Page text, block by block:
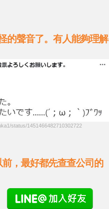
的聲音了。有人能夠理解
status/1451466482710302722
前，最好都先查查公司的